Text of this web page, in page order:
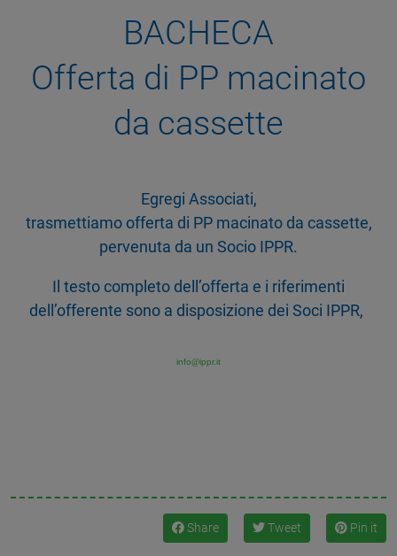
BACHECA
Offerta di PP macinato
da cassette
Egregi Associati,
trasmettiamo offerta di PP macinato da cassette,
pervenuta da un Socio IPPR.
Il testo completo dell’offerta e i riferimenti
dell’offerente sono a disposizione dei Soci IPPR,
info@ippr.it
Share Tweet Pin it